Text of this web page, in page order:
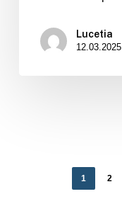
Lucetia
12.03.2025
1 2